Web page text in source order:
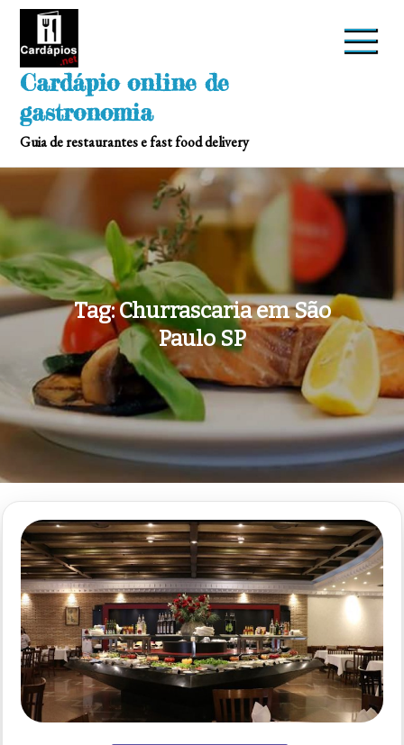
Skip
Cardápio online de
gastronomia
Guia de restaurantes e fast food delivery
Tag:Churrascaria em São
Paulo SP